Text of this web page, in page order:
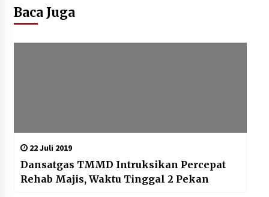
Baca Juga
22 Juli 2019
Dansatgas TMMD Intruksikan Percepat
Rehab Majis, Waktu Tinggal 2 Pekan